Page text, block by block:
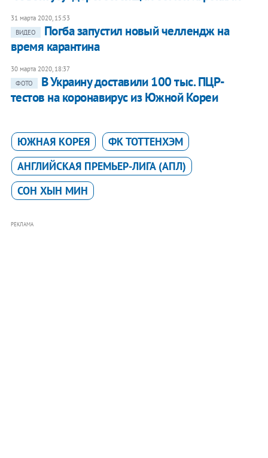
31 марта 2020, 15:53
ВИДЕО
Погба запустил новый челлендж на
время карантина
30 марта 2020, 18:37
ФОТО
В Украину доставили 100 тыс. ПЦР-
тестов на коронавирус из Южной Кореи
ЮЖНАЯ КОРЕЯ
ФК ТОТТЕНХЭМ
АНГЛИЙСКАЯ ПРЕМЬЕР-ЛИГА (АПЛ)
СОН ХЫН МИН
РЕКЛАМА